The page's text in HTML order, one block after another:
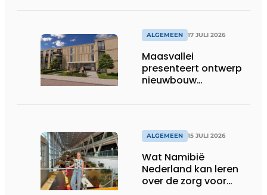
ALGEMEEN 17 JULI 2026
Maasvallei
presenteert ontwerp
nieuwbouw
ALGEMEEN 15 JULI 2026
Wat Namibië
Nederland kan leren
over de zorg voor